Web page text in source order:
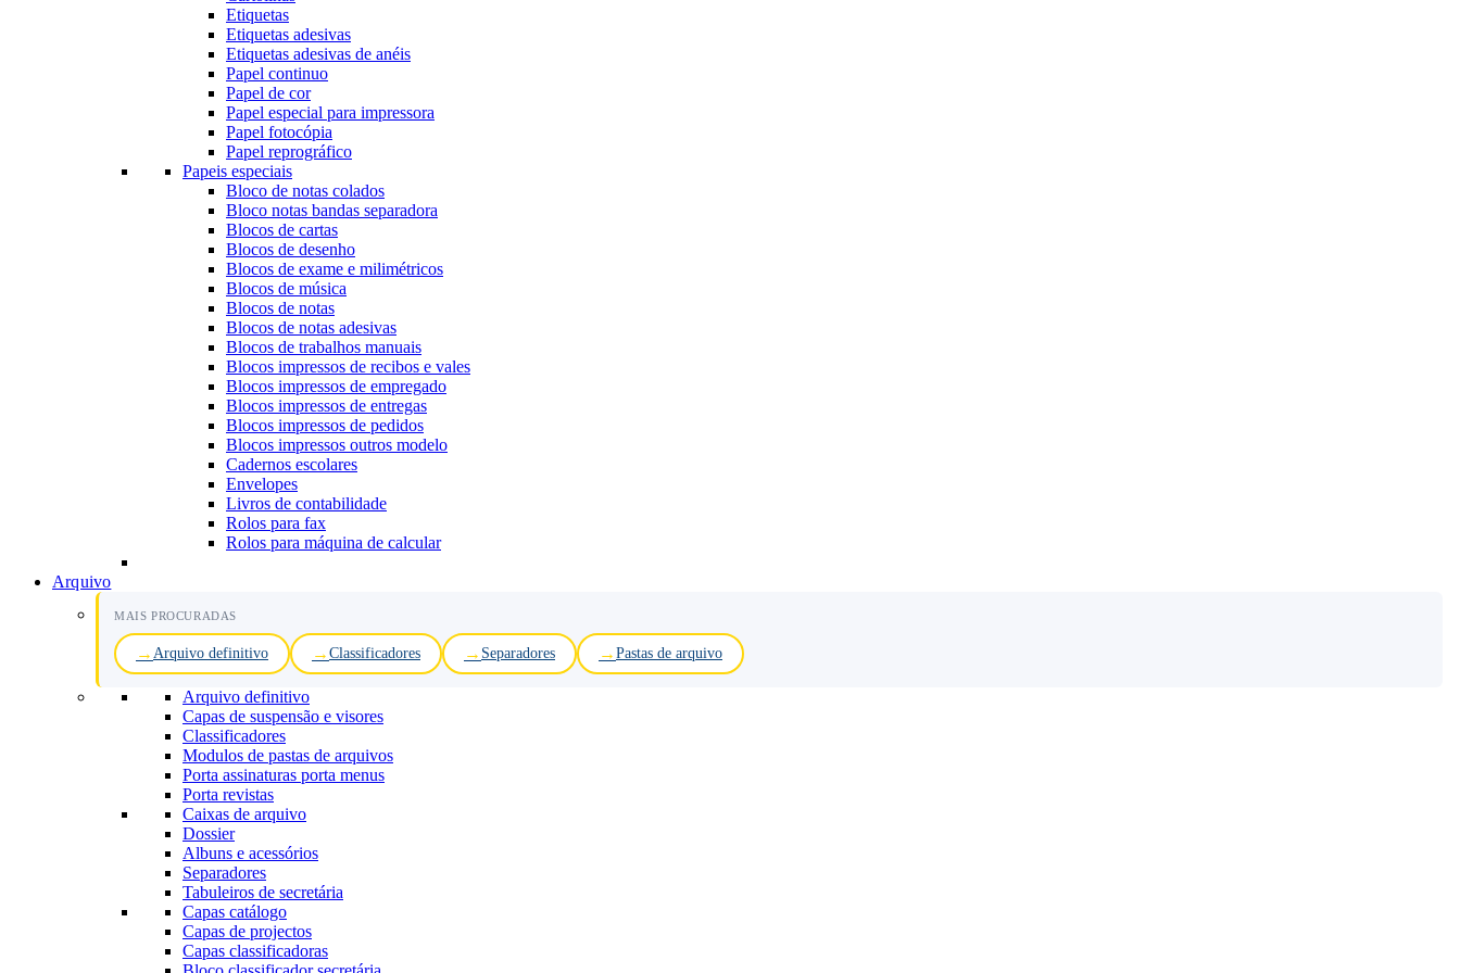
Etiquetas
Etiquetas adesivas
Etiquetas adesivas de anéis
Papel continuo
Papel de cor
Papel especial para impressora
Papel fotocópia
Papel reprográfico
Papeis especiais
Bloco de notas colados
Bloco notas bandas separadora
Blocos de cartas
Blocos de desenho
Blocos de exame e milimétricos
Blocos de música
Blocos de notas
Blocos de notas adesivas
Blocos de trabalhos manuais
Blocos impressos de recibos e vales
Blocos impressos de empregado
Blocos impressos de entregas
Blocos impressos de pedidos
Blocos impressos outros modelo
Cadernos escolares
Envelopes
Livros de contabilidade
Rolos para fax
Rolos para máquina de calcular
Arquivo
MAIS PROCURADAS
Arquivo definitivo Classificadores Separadores Pastas de arquivo
Arquivo definitivo
Capas de suspensão e visores
Classificadores
Modulos de pastas de arquivos
Porta assinaturas porta menus
Porta revistas
Caixas de arquivo
Dossier
Albuns e acessórios
Separadores
Tabuleiros de secretária
Capas catálogo
Capas de projectos
Capas classificadoras